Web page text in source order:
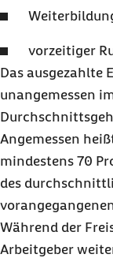
vorzeitiger
Das ausgezahlte
unangemessen
Angemessen
mindestens 70
des
Während der
Arbeitgeber